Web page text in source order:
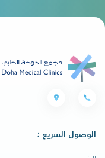
الوصول السريع :